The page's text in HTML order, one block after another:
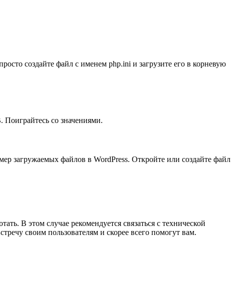
создайте файл с именем php.ini и загрузите его в корневую
Поиграйтесь со значениями.
загружаемых файлов в WordPress. Откройте или создайте файл
В этом случае рекомендуется связаться с технической
своим пользователям и скорее всего помогут вам.